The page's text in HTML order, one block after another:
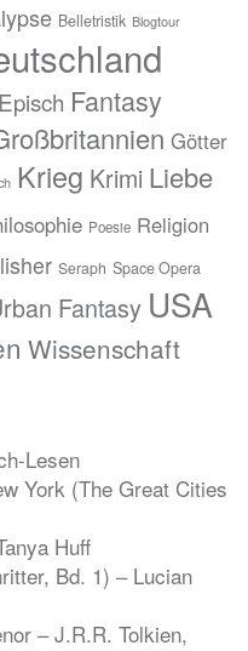
Belletristik Blogtour
Episch Fantasy
Götter
Krieg Krimi Liebe
Poesie Religion
Seraph Space Opera
Fantasy USA
Wissenschaft
Lesen
York (The Great Cities
Huff
Bd. 1) – Lucian
– J.R.R. Tolkien,